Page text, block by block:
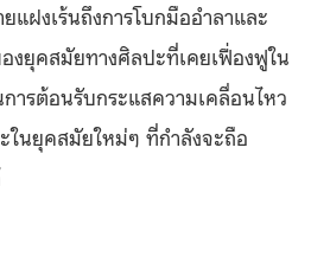
แฝงเร้นถึงการโบกมืออำลาและ
งยุคสมัยทางศิลปะที่เคยเฟื่องฟูใน
ารต้อนรับกระแสความเคลื่อนไหว
ในยุคสมัยใหม่ๆ ที่กำลังจะถือ